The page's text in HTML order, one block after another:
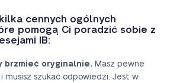
cennych ogólnych
pomogą Ci poradzić sobie z
IB:
brzmieć oryginalnie. Masz pewne
musisz szukać odpowiedzi. Jest w